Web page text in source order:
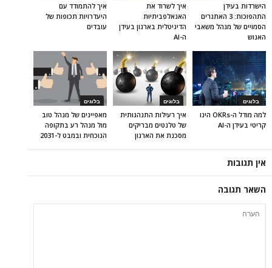
איך להתמודד עם
היעדרויות תכופות של
עובדים
איך לשרוד את
האנאלפביתיוּת
הדיגיטלית בארגון בעידן
ה-AI
הישרדות בעידן
התהפוכות: 3 האתגרים
הסמויים של מנהל משאבי
האנוש
בלוגים
מאפיינים של מנהל טוב
מול מנהל רע בתקופה
הנוכחית ובמבט ל-2031
בלוגים
איך רעילות התנהגותית
של טלנטים מבריקים
מסכנת את הארגון
בלוגים
למה מודל ה-OKRs הינו
קריטי בעידן ה-AI
אין תגובות
השאר תגובה